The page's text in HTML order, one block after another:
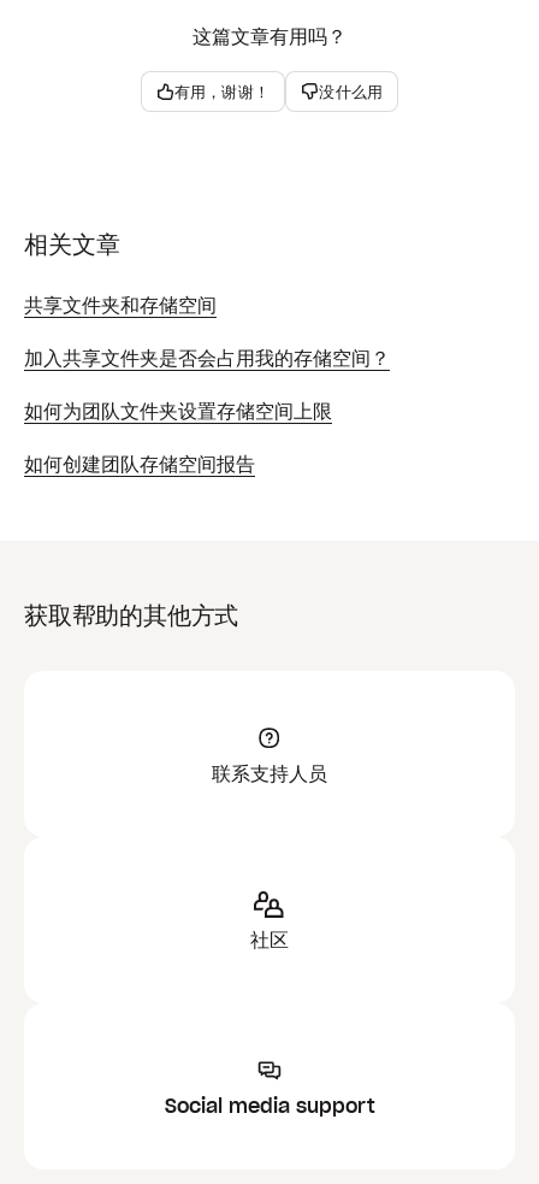
这篇文章有用吗？
有用，谢谢！ 没什么用
相关文章
共享文件夹和存储空间
加入共享文件夹是否会占用我的存储空间？
如何为团队文件夹设置存储空间上限
如何创建团队存储空间报告
获取帮助的其他方式
联系支持人员
社区
Social media support